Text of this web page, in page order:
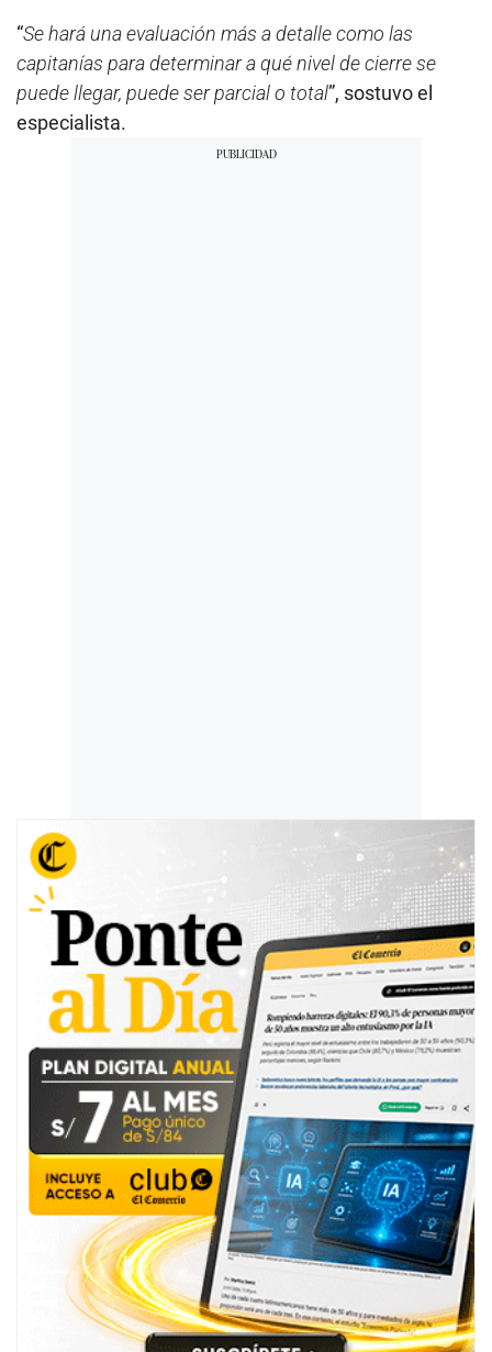
“Se hará una evaluación más a detalle como las
capitanías para determinar a qué nivel de cierre se
puede llegar, puede ser parcial o total”, sostuvo el
especialista.